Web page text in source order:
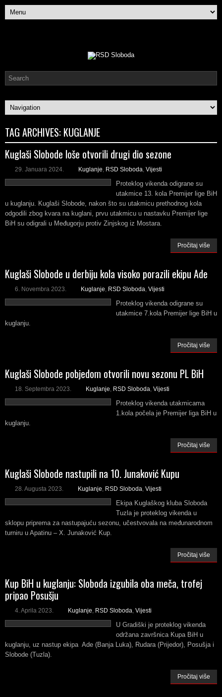
TAG ARCHIVES: KUGLANJE
Kuglaši Slobode loše otvorili drugi dio sezone
29. Januara 2024. Kuglanje, RSD Sloboda, Vijesti
Proteklog vikenda odigrane su
utakmice 13. kola Premijer lige BiH
u kuglanju. Kuglaši Slobode, nakon što su utakmicu prethodnog kola
odgodili zbog kvara na kuglani, prvu utakmicu u nastavku Premijer lige
BiH su odigrali u Međugorju protiv Zinjskog iz Mostara.
Pročitaj više
Kuglaši Slobode u derbiju kola visoko porazili ekipu Ade
6. Novembra 2023. Kuglanje, RSD Sloboda, Vijesti
Proteklog vikenda odigrane su
utakmice 7.kola Premijer lige BiH u
kuglanju.
Pročitaj više
Kuglaši Slobode pobjedom otvorili novu sezonu PL BiH
18. Septembra 2023. Kuglanje, RSD Sloboda, Vijesti
Proteklog vikenda utakmicama
1.kola počela je Premijer liga BiH u
kuglanju.
Pročitaj više
Kuglaši Slobode nastupili na 10. Junaković Kupu
28. Augusta 2023. Kuglanje, RSD Sloboda, Vijesti
Ekipa Kuglaškog kluba Sloboda
Tuzla je proteklog vikenda u
sklopu priprema za nastupajuću sezonu, učestvovala na međunarodnom
turniru u Apatinu – X. Junaković Kup.
Pročitaj više
Kup BiH u kuglanju: Sloboda izgubila oba meča, trofej
pripao Posušju
4. Aprila 2023. Kuglanje, RSD Sloboda, Vijesti
U Gradiški je proteklog vikenda
održana završnica Kupa BiH u
kuglanju, uz nastup ekipa Ade (Banja Luka), Rudara (Prijedor), Posušja i
Slobode (Tuzla).
Pročitaj više